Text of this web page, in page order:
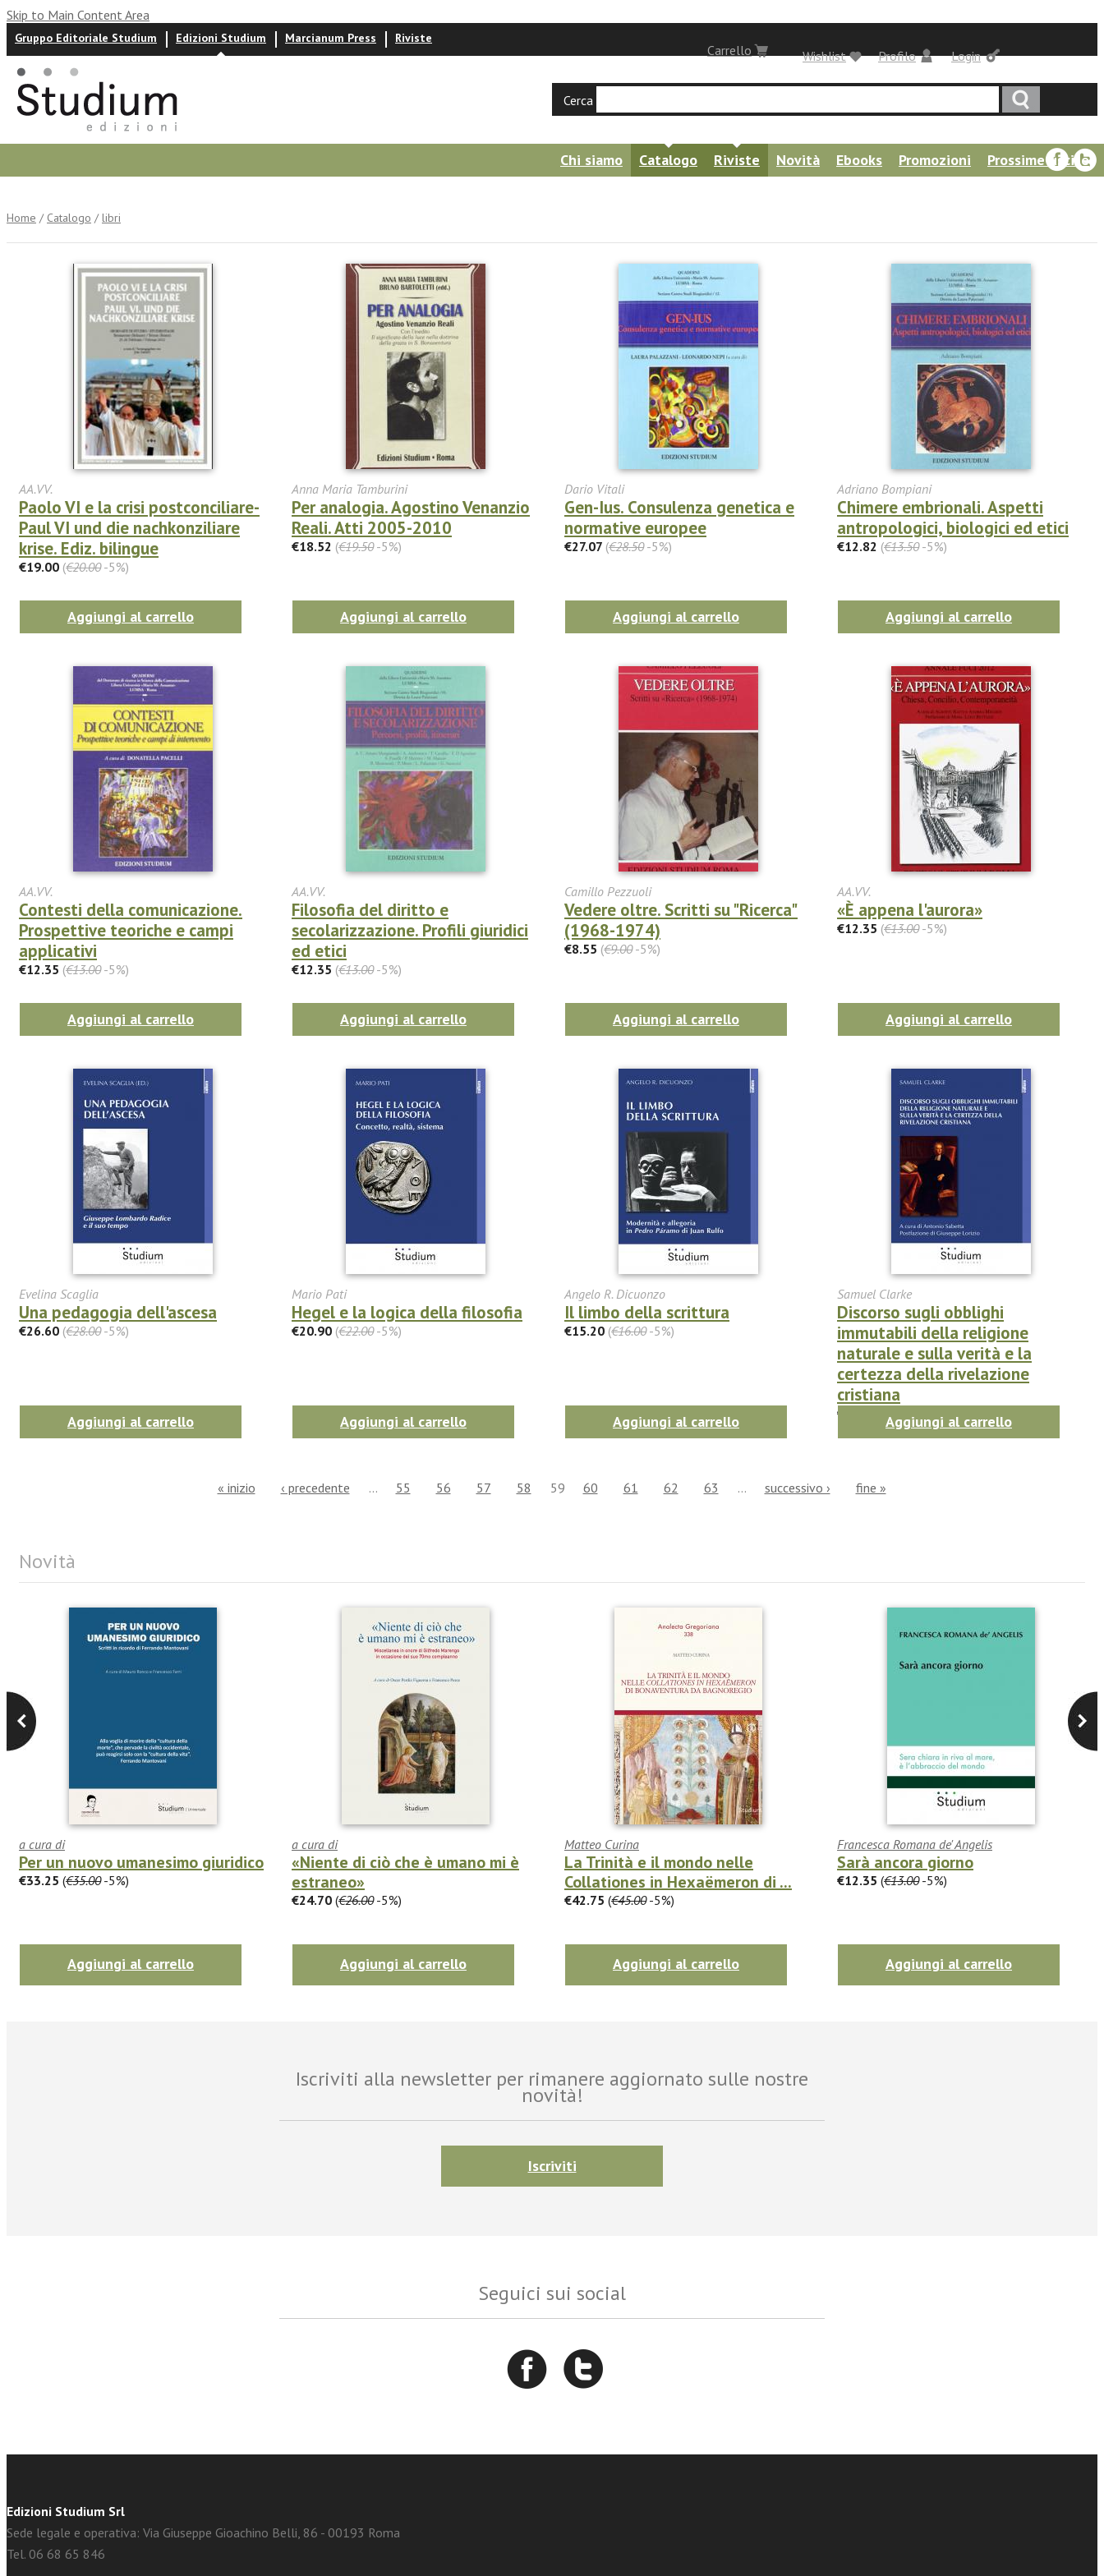
Skip to Main Content Area
Login
Carrello
Gruppo Editoriale Studium Edizioni Studium Marcianum Press Riviste
Profilo
Wishlist
Cerca
Chi siamo Catalogo Riviste Novità Ebooks Promozioni
Prossime uscite
Home / Catalogo / libri
AA.VV.
Paolo VI e la crisi postconciliare-
Paul VI und die nachkonziliare
krise. Ediz. bilingue
€19.00 (€20.00-5%)
Aggiungi al carrello
Anna Maria Tamburini
Per analogia. Agostino Venanzio
Reali. Atti 2005-2010
€18.52 (€19.50-5%)
Aggiungi al carrello
Dario Vitali
Gen-Ius. Consulenza genetica e
normative europee
€27.07 (€28.50-5%)
Aggiungi al carrello
Adriano Bompiani
Chimere embrionali. Aspetti
antropologici, biologici ed etici
€12.82 (€13.50-5%)
Aggiungi al carrello
AA.VV.
Contesti della comunicazione.
Prospettive teoriche e campi
applicativi
€12.35 (€13.00-5%)
Aggiungi al carrello
AA.VV.
Filosofia del diritto e
secolarizzazione. Profili giuridici
ed etici
€12.35 (€13.00-5%)
Aggiungi al carrello
Camillo Pezzuoli
Vedere oltre. Scritti su "Ricerca"
(1968-1974)
€8.55 (€9.00-5%)
Aggiungi al carrello
AA.VV.
«È appena l'aurora»
€12.35 (€13.00-5%)
Aggiungi al carrello
Evelina Scaglia
Una pedagogia dell'ascesa
€26.60 (€28.00-5%)
Aggiungi al carrello
Mario Pati
Hegel e la logica della filosofia
€20.90 (€22.00-5%)
Aggiungi al carrello
Angelo R. Dicuonzo
Il limbo della scrittura
€15.20 (€16.00-5%)
Aggiungi al carrello
Samuel Clarke
Discorso sugli obblighi
immutabili della religione
naturale e sulla verità e la
certezza della rivelazione
cristiana
€30.40 €32.00 -5%)
Aggiungi al carrello
« inizio ‹ precedente … 55 56 57 58 59 60 61 62 63 … successivo › fine »
Novità
a cura di
Per un nuovo umanesimo giuridico
€33.25 (€35.00-5%)
Aggiungi al carrello
a cura di
«Niente di ciò che è umano mi è
estraneo»
€24.70 (€26.00-5%)
Aggiungi al carrello
Matteo Curina
La Trinità e il mondo nelle
Collationes in Hexaëmeron di ...
€42.75 (€45.00-5%)
Aggiungi al carrello
Francesca Romana de' Angelis
Sarà ancora giorno
€12.35 (€13.00-5%)
Aggiungi al carrello
Iscriviti alla newsletter per rimanere aggiornato sulle nostre
novità!
Iscriviti
Seguici sui social
Edizioni Studium Srl
Sede legale e operativa: Via Giuseppe Gioachino Belli, 86 - 00193 Roma
Tel. 06 68 65 846